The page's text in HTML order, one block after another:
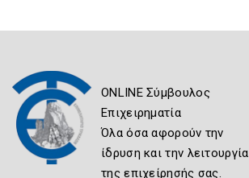
ONLINE Σύμβουλος
Επιχειρηματία
Όλα όσα αφορούν την
ίδρυση και την λειτουργία
της επιχείρησής σας.